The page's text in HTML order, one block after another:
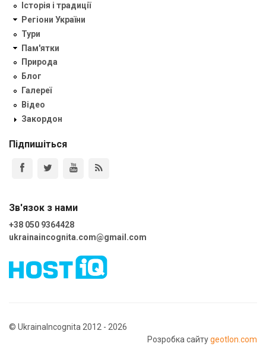
Історія і традиції
Регіони України
Тури
Пам'ятки
Природа
Блог
Галереї
Відео
Закордон
Підпишіться
Зв'язок з нами
+38 050 9364428
ukrainaincognita.com@gmail.com
© UkrainaIncognita 2012 - 2026
Розробка сайтуgeotlon.com